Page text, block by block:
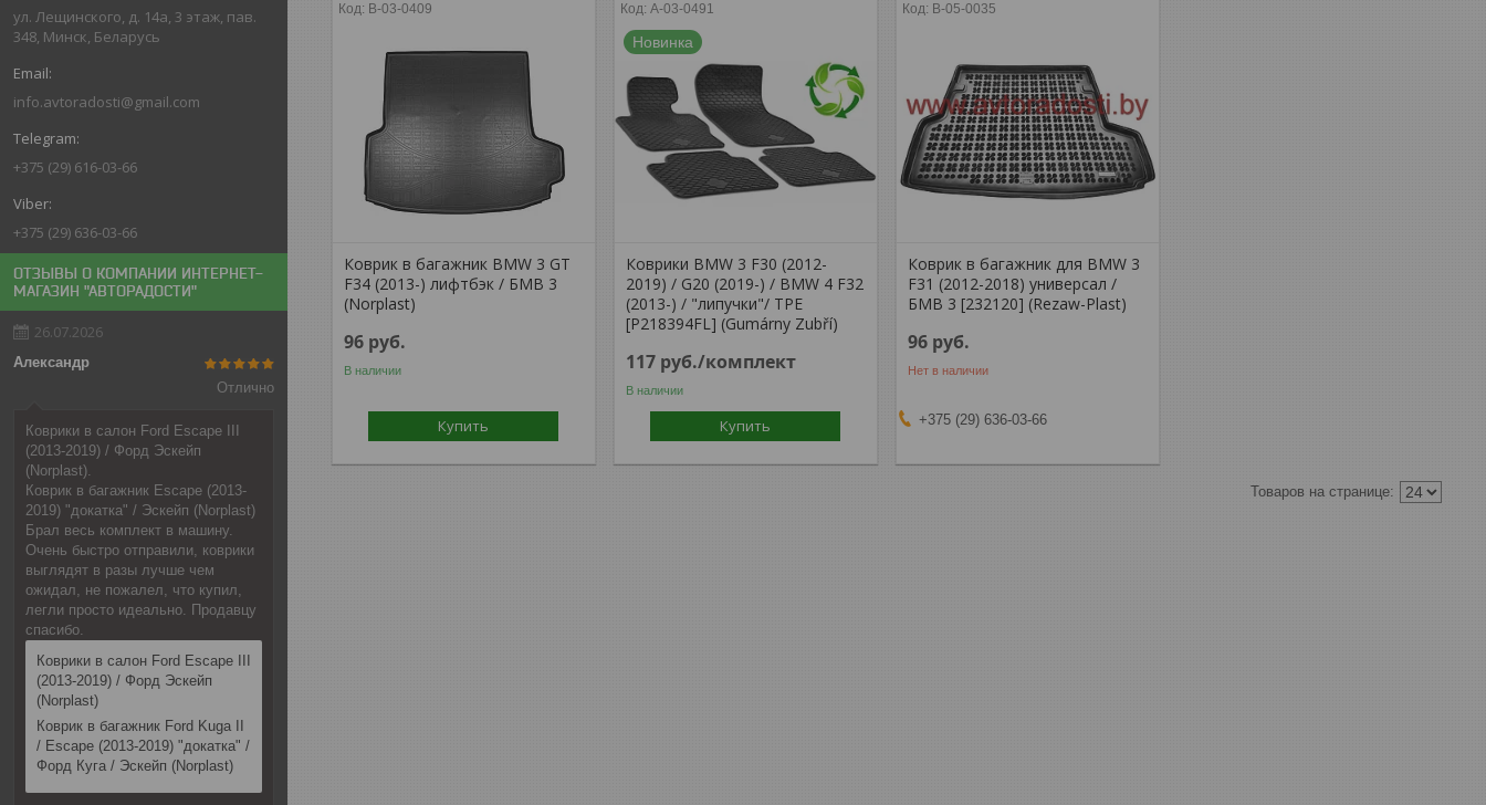
ул. Лещинского, д. 14а, 3 этаж, пав.
348, Минск, Беларусь
info.avtoradosti@gmail.com
+375 (29) 616-03-66
+375 (29) 636-03-66
ОТЗЫВЫ О КОМПАНИИ ИНТЕРНЕТ-
МАГАЗИН "АВТОРАДОСТИ"
26.07.2026
Александр
Отлично
Коврики в салон Ford Escape III
(2013-2019) / Форд Эскейп
(Norplast).
Коврик в багажник Escape (2013-
2019) "докатка" / Эскейп (Norplast)
Брал весь комплект в машину.
Очень быстро отправили, коврики
выглядят в разы лучше чем
ожидал, не пожалел, что купил,
легли просто идеально. Продавцу
спасибо.
Коврики в салон Ford Escape III
(2013-2019) / Форд Эскейп
(Norplast)
Коврик в багажник Ford Kuga II
/ Escape (2013-2019) "докатка" /
Форд Куга / Эскейп (Norplast)
B-03-0409
Коврик в багажник BMW 3 GT
F34 (2013-) лифтбэк / БМВ 3
(Norplast)
96 руб.
В наличии
Купить
A-03-0491
Новинка
Коврики BMW 3 F30 (2012-
2019) / G20 (2019-) / BMW 4 F32
(2013-) / "липучки"/ TPE
[P218394FL] (Gumárny Zubří)
117 руб./комплект
В наличии
Купить
B-05-0035
Коврик в багажник для BMW 3
F31 (2012-2018) универсал /
БМВ 3 [232120] (Rezaw-Plast)
96 руб.
Нет в наличии
+375 (29) 636-03-66